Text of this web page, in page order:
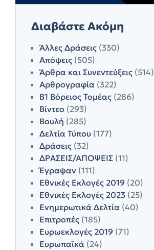
Διαβάστε Ακόμη
Άλλες Δράσεις (330)
Απόψεις (505)
Άρθρα και Συνεντεύξεις (514)
Αρθρογραφία (322)
Β1 Βόρειος Τομέας (286)
Βίντεο (293)
Βουλή (285)
Δελτία Τύπου (177)
Δράσεις (32)
ΔΡΑΣΕΙΣ/ΑΠΟΨΕΙΣ (11)
Έγραψαν (111)
Εθνικές Εκλογές 2019 (20)
Εθνικές Εκλογές 2023 (25)
Ενημερωτικά Δελτία (40)
Επιτροπές (185)
Ευρωεκλογές 2019 (71)
Ευρωπαϊκά (24)